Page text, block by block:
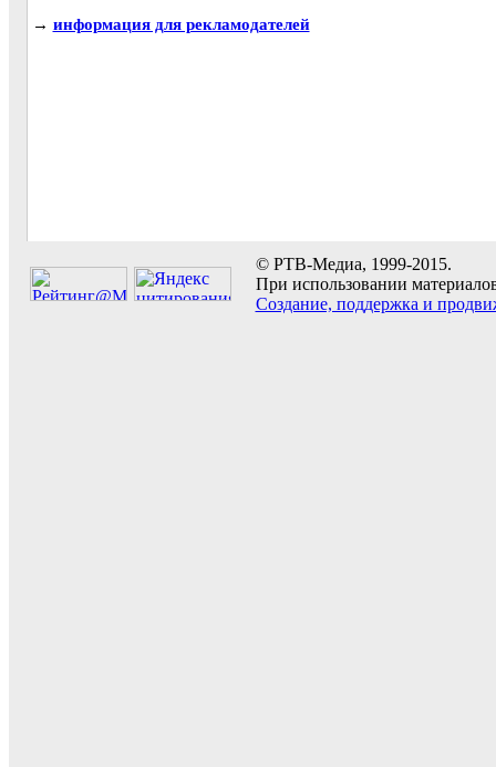
→ информация для рекламодателей
© РТВ-Медиа, 1999-2015.
При использовании
Создание, поддержка и